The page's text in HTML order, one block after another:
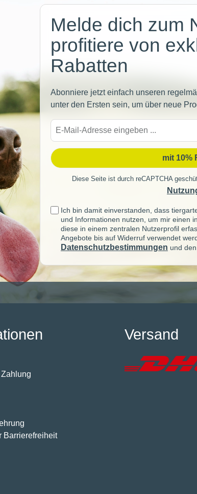
Melde dich zum
profitiere von
Rabatten
Abonniere jetzt einfach unseren
unter den Ersten sein, um über neue
mit 10%
Diese Seite ist durch reCAPTCHA
Ich bin damit einverstanden, dass
und Informationen nutzen, um mir einen
diese in einem zentralen Nutzerprofil
Angebote bis auf Widerruf verwendet
Datenschutzbestimmungen und den
Barrierefreiheit
Versand